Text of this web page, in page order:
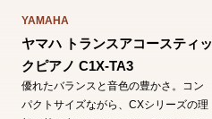
YAMAHA
ヤマハ トランスアコースティッ
クピアノ C1X-TA3
優れたバランスと音色の豊かさ。コン
パクトサイズながら、CXシリーズの理